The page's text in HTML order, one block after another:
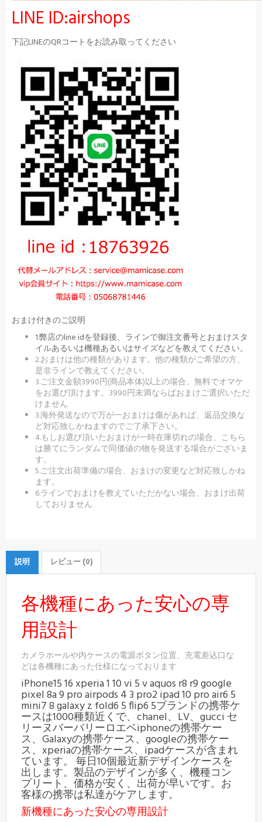
LINE ID:airshops
下記LINEのQRコートをお読み取ってください
おまけ付きのご説明
1.弊店のline idを登録後、ラインで御注文番号とおまけスタ
イルあるいは機種あるいはサイズなどを教えてください。
2.おまけは他の種類があります。他の種類がご希望の方、
是非ラインで教えてください。
3.ご注文金額3990円(商品本体)以上の場合、無料でオマケ
をお選び頂けます。3990円未満ならばおまけご選択いただ
けません
3.海外発送なので万が一おまけは傷があれば、返品交換な
ど対応致しかねますのでご了承下さい。
4.もしお選び頂いたおまけが一時在庫切れの場合、こちら
は勝てにランダムで同価値の物を発送する場合がございま
す。
5.ご注文出荷準備の場合、おまけの変更など対応致しかね
ます。
6.ラインでおまけを教えていただかない場合、おまけ出荷
しておりません
説明 レビュー (0)
各機種にあった安心の専
用設計
カメラホールや内ケースの電源ボタン位置、充電差込口な
どは各機種にあった仕様になっております
iPhone15 16 xperia 1 10 vi 5 v aquos r8 r9 google
pixel 8a 9 pro airpods 4 3 pro2 ipad 10 pro air6 5
mini7 8 galaxy z fold6 5 flip6 5ブランドの携帯ケ
ースは1000種類近くで、chanel、LV、gucci セ
リーヌバーバリーロエベiphoneの携帯ケー
ス、Galaxyの携帯ケース、googleの携帯ケー
ス、xperiaの携帯ケース、ipadケースが含まれ
ています。 毎日10個最近新デザインケースを
出します。製品のデザインが多く、機種コン
プリート、価格が安く、出荷が早いです。お
客様の携帯は私達がケアします。
新機種にあった安心の専用設計